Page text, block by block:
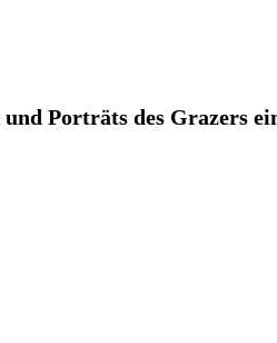
Porträts des Grazers